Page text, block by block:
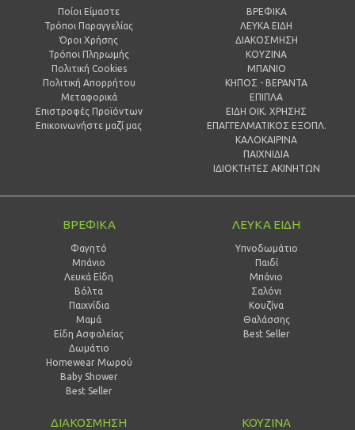
Ποίοι Είμαστε
Τρόποι Παραγγελίας
Όροι Χρήσης
Τρόποι Πληρωμής
Πολιτική Cookies
Πολιτική Απορρήτου
Μεταφορικά
Επιστροφές Προϊόντων
Επικοινωνήστε μαζί μας
ΒΡΕΦΙΚΑ
ΛΕΥΚΑ ΕΙΔΗ
ΔΙΑΚΟΣΜΗΣΗ
ΚΟΥΖΙΝΑ
ΜΠΑΝΙΟ
ΚΗΠΟΣ - ΒΕΡΑΝΤΑ
ΕΠΙΠΛΑ
ΕΙΔΗ ΟΙΚ. ΧΡΗΣΗΣ
ΕΠΑΓΓΕΛΜΑΤΙΚΟΣ ΕΞΟΠΛ.
ΚΑΛΟΚΑΙΡΙΝΑ
ΠΑΙΧΝΙΔΙΑ
ΙΔΙΟΚΤΗΤΕΣ ΑΚΙΝΗΤΩΝ
ΒΡΕΦΙΚΑ
Φαγητό
Μπάνιο
Λευκά Είδη
Βόλτα
Παιχνίδια
Μαμά
Είδη Ασφαλείας
Δωμάτιο
Homewear Μωρού
Baby Shower
Best Seller
ΛΕΥΚΑ ΕΙΔΗ
Υπνοδωμάτιο
Παιδί
Mπάνιο
Σαλόνι
Κουζίνα
Θαλάσσης
Best Seller
ΔΙΑΚΟΣΜΗΣΗ ΚΟΥΖΙΝΑ